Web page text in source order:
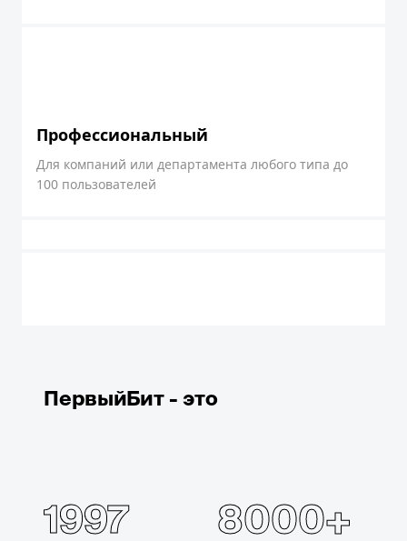
Профессиональный
Для компаний или департамента любого типа до
100 пользователей
ПервыйБит - это
1997 8000